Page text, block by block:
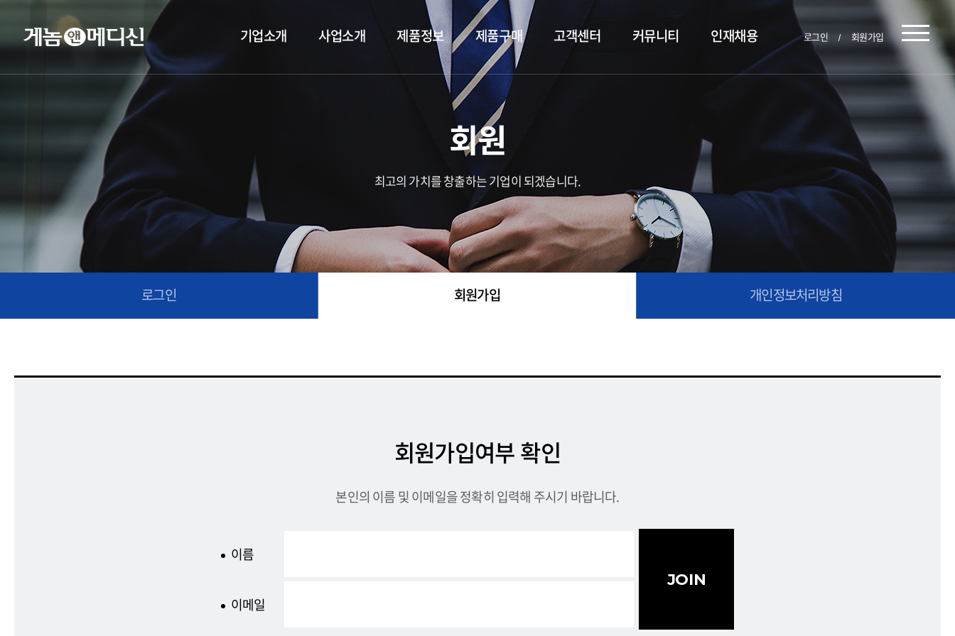
기업소개 사업소개 제품정보 제품구매 고객센터 커뮤니티 인재채용 로그인 회원가입
회원
최고의 가치를 창출하는 기업이 되겠습니다.
로그인 회원가입 개인정보처리방침
회원가입여부 확인
본인의 이름 및 이메일을 정확히 입력해 주시기 바랍니다.
이름
이메일